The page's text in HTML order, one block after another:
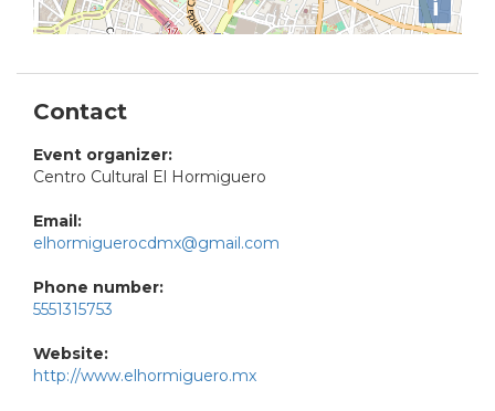
i
Contact
Event organizer:
Centro Cultural El Hormiguero
Email:
elhormiguerocdmx@gmail.com
Phone number:
5551315753
Website:
http://www.elhormiguero.mx